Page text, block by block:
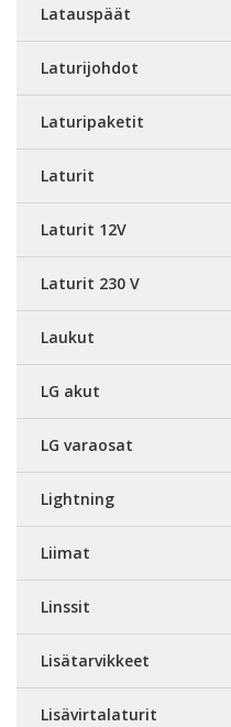
Latauspäät
Laturijohdot
Laturipaketit
Laturit
Laturit 12V
Laturit 230 V
Laukut
LG akut
LG varaosat
Lightning
Liimat
Linssit
Lisätarvikkeet
Lisävirtalaturit